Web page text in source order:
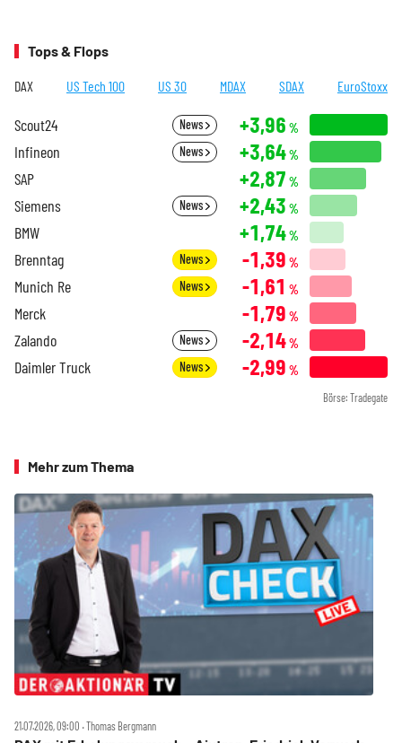
Tops & Flops
DAX US Tech 100 US 30 MDAX SDAX EuroStoxx
Scout24 News +3,96 %
Infineon News +3,64%
SAP +2,87 %
Siemens News +2,43 %
BMW +1,74%
Brenntag News -1,39 %
Munich Re News -1,61 %
Merck -1,79 %
Zalando News -2,14%
Daimler Truck News -2,99 %
Börse: Tradegate
Mehr zum Thema
21.07.2026, 09:00 ‧ Thomas Bergmann